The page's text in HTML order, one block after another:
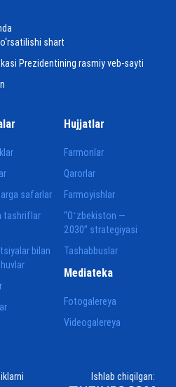
shart
Prezidentining rasmiy veb-sayti
safarlar
tashriflar
bilan
Hujjatlar
Farmonlar
Qarorlar
Farmoyishlar
“Oʻzbekiston —
2030” strategiyasi
Tashabbuslar
Mediateka
Fotogalereya
Videogalereya
Ishlab chiqilgan: